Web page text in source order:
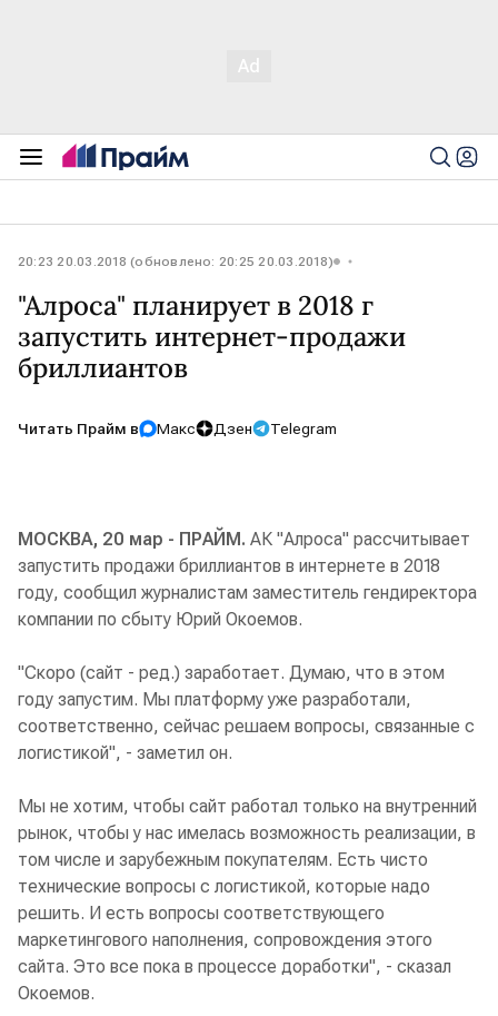
20:23 20.03.2018 (обновлено: 20:25 20.03.2018)
"Алроса" планирует в 2018 г
запустить интернет-продажи
бриллиантов
Читать Прайм в Макс Дзен Telegram
МОСКВА, 20 мар - ПРАЙМ. АК "Алроса" рассчитывает
запустить продажи бриллиантов в интернете в 2018
году, сообщил журналистам заместитель гендиректора
компании по сбыту Юрий Окоемов.
"Скоро (сайт - ред.) заработает. Думаю, что в этом
году запустим. Мы платформу уже разработали,
соответственно, сейчас решаем вопросы, связанные с
логистикой", - заметил он.
Мы не хотим, чтобы сайт работал только на внутренний
рынок, чтобы у нас имелась возможность реализации, в
том числе и зарубежным покупателям. Есть чисто
технические вопросы с логистикой, которые надо
решить. И есть вопросы соответствующего
маркетингового наполнения, сопровождения этого
сайта. Это все пока в процессе доработки", - сказал
Окоемов.